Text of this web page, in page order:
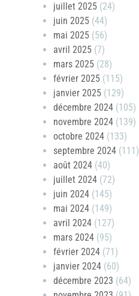
juillet 2025(24)
juin 2025(44)
mai 2025(56)
avril 2025(7)
mars 2025(28)
février 2025(115)
janvier 2025(129)
décembre 2024(105)
novembre 2024(139)
octobre 2024(133)
septembre 2024(111)
août 2024(40)
juillet 2024(72)
juin 2024(145)
mai 2024(149)
avril 2024(127)
mars 2024(95)
février 2024(71)
janvier 2024(60)
décembre 2023 (64)